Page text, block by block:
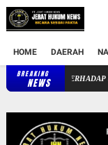
HOME DAERAH
BREAKING
NEWS RSUD